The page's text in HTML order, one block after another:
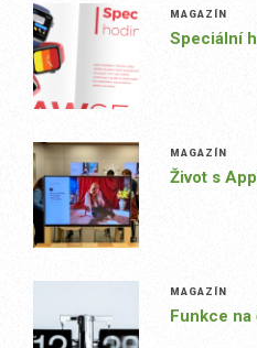
MAGAZÍN
Speciální
MAGAZÍN
Život s
MAGAZÍN
Funkce na